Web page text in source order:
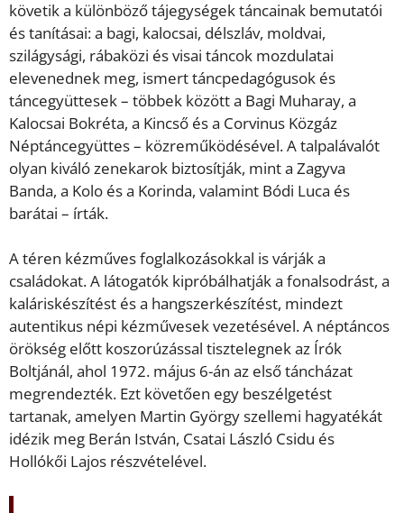
követik a különböző tájegységek táncainak bemutatói
és tanításai: a bagi, kalocsai, délszláv, moldvai,
szilágysági, rábaközi és visai táncok mozdulatai
elevenednek meg, ismert táncpedagógusok és
táncegyüttesek – többek között a Bagi Muharay, a
Kalocsai Bokréta, a Kincső és a Corvinus Közgáz
Néptáncegyüttes – közreműködésével. A talpalávalót
olyan kiváló zenekarok biztosítják, mint a Zagyva
Banda, a Kolo és a Korinda, valamint Bódi Luca és
barátai – írták.
A téren kézműves foglalkozásokkal is várják a
családokat. A látogatók kipróbálhatják a fonalsodrást, a
kaláriskészítést és a hangszerkészítést, mindezt
autentikus népi kézművesek vezetésével. A néptáncos
örökség előtt koszorúzással tisztelegnek az Írók
Boltjánál, ahol 1972. május 6-án az első táncházat
megrendezték. Ezt követően egy beszélgetést
tartanak, amelyen Martin György szellemi hagyatékát
idézik meg Berán István, Csatai László Csidu és
Hollókői Lajos részvételével.